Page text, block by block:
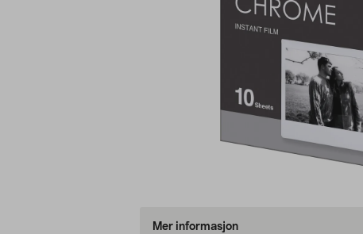
Mer informasjon